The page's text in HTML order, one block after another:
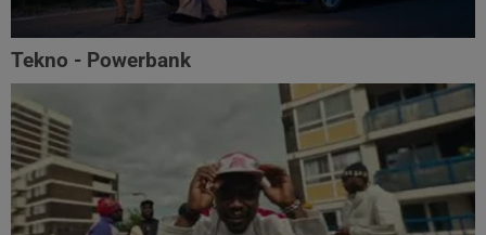
Tekno - Powerbank